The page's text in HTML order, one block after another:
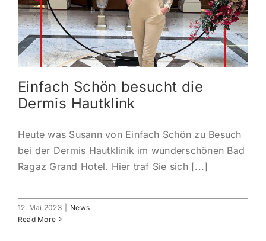
KONTAKT
ANMELDEN
IHR WARENKORB
SEARCH
Einfach Schön besucht die
Dermis Hautklink
Heute was Susann von Einfach Schön zu Besuch
bei der Dermis Hautklinik im wunderschönen Bad
Ragaz Grand Hotel. Hier traf Sie sich [...]
12. Mai 2023
News
Read More